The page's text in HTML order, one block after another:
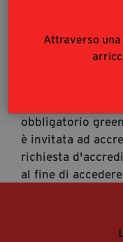
Attraverso
Accrediti Stampa
Accrediti
pubblico (https://
obbligatorio
è invitata ad
richiesta
al fine di